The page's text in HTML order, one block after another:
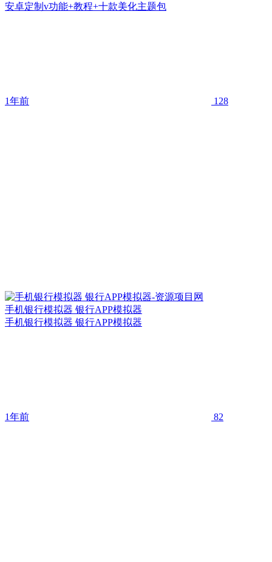
安卓定制v功能+教程+十款美化主题包
1年前 128
手机银行模拟器 银行APP模拟器
手机银行模拟器 银行APP模拟器
1年前 82